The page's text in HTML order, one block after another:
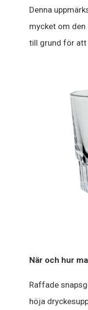
Denna
mycket om
till grund för att
När och hur
Raffade
höja